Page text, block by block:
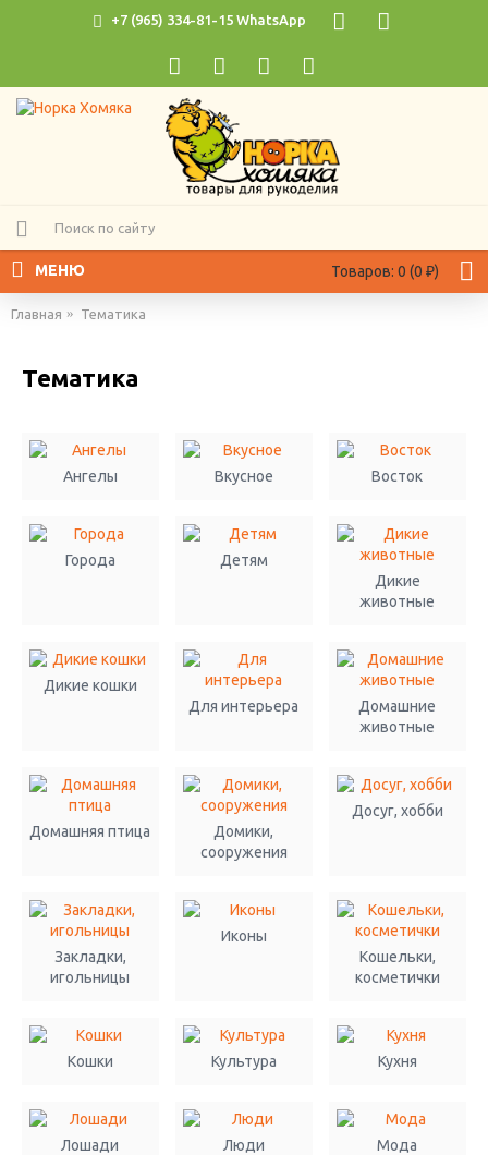
+7 (965) 334-81-15 WhatsApp
Товаров: 0 (0 ₽)
МЕНЮ
Главная Тематика
Тематика
Ангелы Вкусное Восток
Города
Детям
Дикие
животные
Дикие кошки
Для интерьера
Домашние
животные
Домашняя птица
Домики,
сооружения
Досуг, хобби
Закладки,
игольницы
Иконы
Кошельки,
косметички
Кошки Культура Кухня
Лошади Люди Мода